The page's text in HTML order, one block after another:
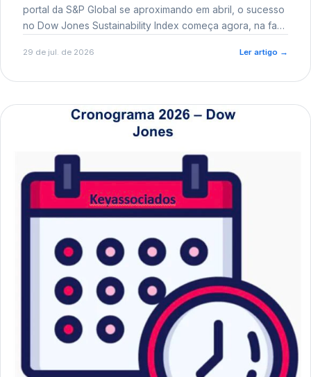
portal da S&P Global se aproximando em abril, o sucesso
no Dow Jones Sustainability Index começa agora, na fase
29 de jul. de 2026 Ler artigo →